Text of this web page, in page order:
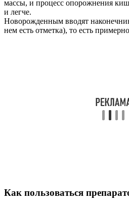
массы, и процесс опорожнения
и легче.
Новорожденным вводят
нем есть отметка), то есть
Как пользоваться